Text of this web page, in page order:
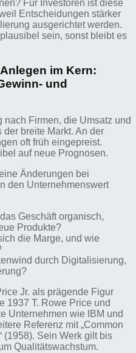
Für Investoren ist diese
Entscheidungen stärker
ausgerichtet werden.
sein, sonst bleibt es
im Kern:
und
nach Firmen, die Umsatz und
breite Markt. An der
oft früh eingepreist.
auf neue Prognosen.
Änderungen bei
den Unternehmenswert
Geschäft organisch,
Produkte?
die Marge, und wie
durch Digitalisierung,
Jr. als prägende Figur
1937 T. Rowe Price und
Unternehmen wie IBM und
Referenz mit „Common
(1958). Sein Werk gilt bis
Qualitätswachstum.